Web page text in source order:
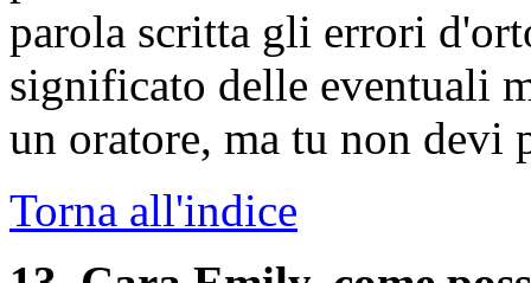
parola scritta gli errori
significato delle eventuali
un oratore, ma tu non devi
Torna all'indice